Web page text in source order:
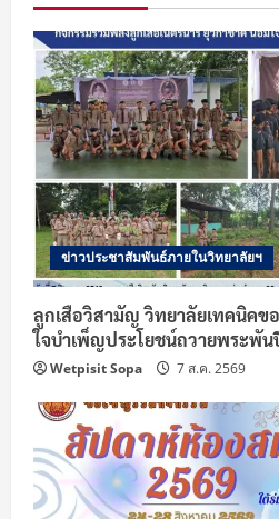
ข่าวประชาสัมพันธ์ภายในวิทยาลัยฯ
ลูกเสือวิสามัญ วิทยาลัยเทคนิคข
ใจบำเพ็ญประโยชน์ถวายพระพัน
Wetpisit Sopa 7 ส.ค. 2569